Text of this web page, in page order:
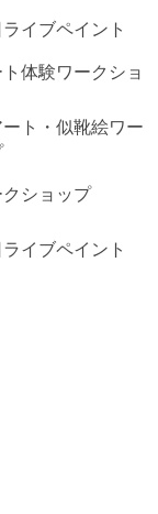
イブペイント
体験ワークショ
ト・似靴絵ワー
ショップ
イブペイント